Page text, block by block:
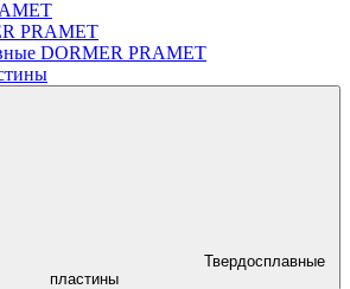
PRAMET
DORMER PRAMET
Твердосплавные
пластины